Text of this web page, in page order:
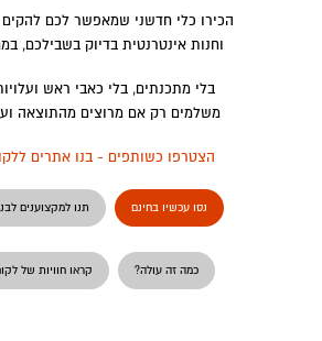
הכירו כלי חדשני שמאפשר לכם
וחנות אינטרנטית בדיוק בשבילכם,
בלי מתכנתים, בלי כאבי ראש
משלמים רק אם מרוצים מהתוצאה
הצטרפו כשותפים - בנו אתרים
נסו עכשיו בחינם תנו למקצוענים
כמה זה עולה? קראו חוויות של